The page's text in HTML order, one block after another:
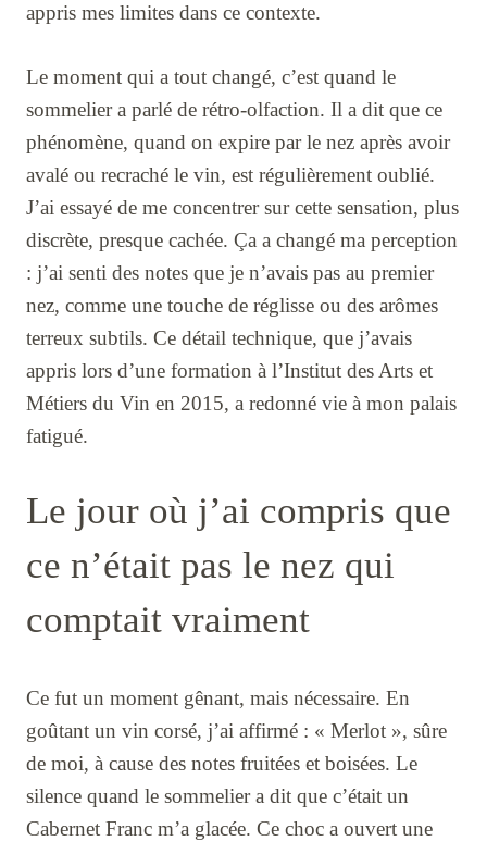
appris mes limites dans ce contexte.
Le moment qui a tout changé, c’est quand le
sommelier a parlé de rétro-olfaction. Il a dit que ce
phénomène, quand on expire par le nez après avoir
avalé ou recraché le vin, est régulièrement oublié.
J’ai essayé de me concentrer sur cette sensation, plus
discrète, presque cachée. Ça a changé ma perception
: j’ai senti des notes que je n’avais pas au premier
nez, comme une touche de réglisse ou des arômes
terreux subtils. Ce détail technique, que j’avais
appris lors d’une formation à l’Institut des Arts et
Métiers du Vin en 2015, a redonné vie à mon palais
fatigué.
Le jour où j’ai compris que
ce n’était pas le nez qui
comptait vraiment
Ce fut un moment gênant, mais nécessaire. En
goûtant un vin corsé, j’ai affirmé : « Merlot », sûre
de moi, à cause des notes fruitées et boisées. Le
silence quand le sommelier a dit que c’était un
Cabernet Franc m’a glacée. Ce choc a ouvert une